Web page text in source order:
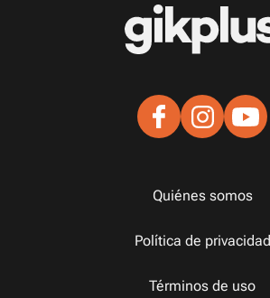
Quiénes somos
Política de privacidad
Términos de uso